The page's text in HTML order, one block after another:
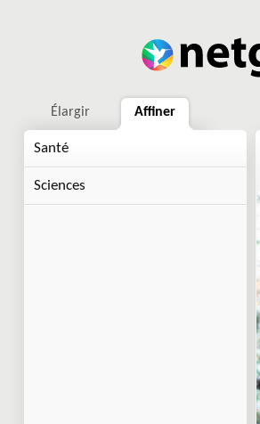
Élargir Affiner
Santé
Sciences